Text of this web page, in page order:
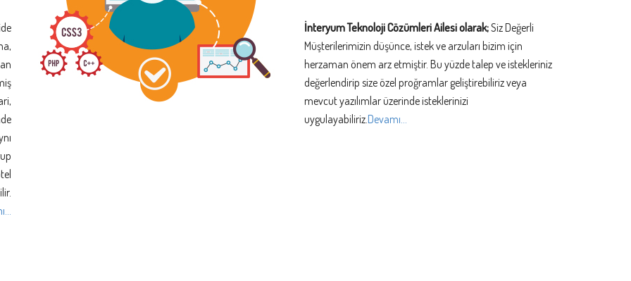
İnteryum Teknoloji Cözümleri Ailesi olarak;Siz Değerli
Müşterilerimizin düşünce, istek ve arzuları bizim için
herzaman önem arz etmiştir. Bu yüzde talep ve istekleriniz
değerlendirip size özel proğramlar geliştirebiliriz veya
mevcut yazılımlar üzerinde isteklerinizi
uygulayabiliriz.Devamı...